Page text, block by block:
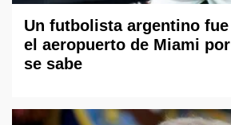
Un futbolista argentino
el aeropuerto de Miami
se sabe